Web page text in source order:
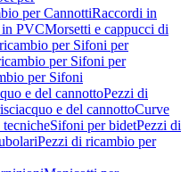
per CannottiRaccordi in
in PVCMorsetti e cappucci di
per Sifoni per
per Sifoni per
per Sifoni
e del cannottoPezzi di
e del cannottoCurve
Sifoni per bidetPezzi di
Pezzi di ricambio per